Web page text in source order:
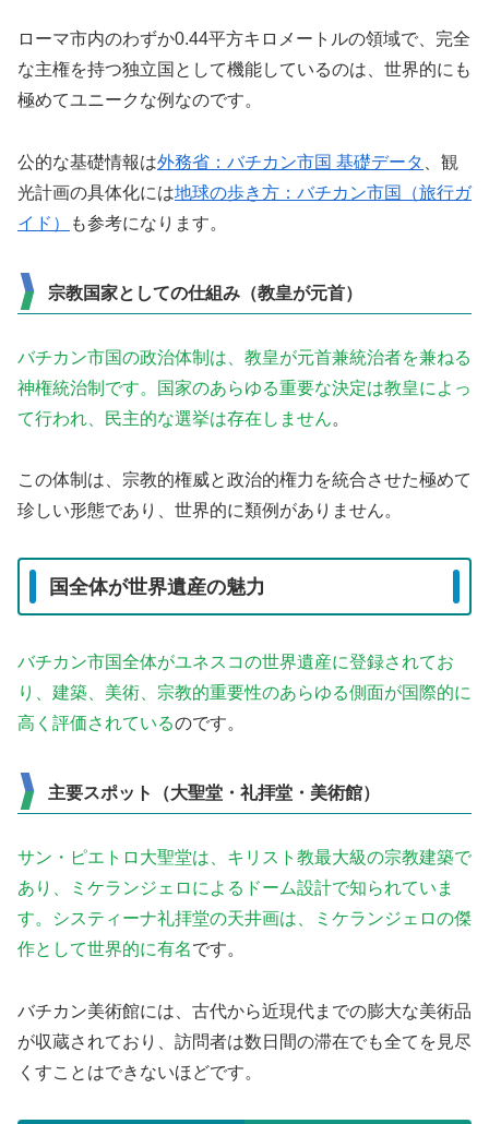
ローマ市内のわずか0.44平方キロメートルの領域で、完全
な主権を持つ独立国として機能しているのは、世界的にも
極めてユニークな例なのです。
公的な基礎情報は外務省：バチカン市国 基礎データ
、観
光計画の具体化には地球の歩き方：バチカン市国（旅行ガ
イド）
も参考になります。
宗教国家としての仕組み（教皇が元首）
バチカン市国の政治体制は、教皇が元首兼統治者を兼ねる
神権統治制です。国家のあらゆる重要な決定は教皇によっ
て行われ、民主的な選挙は存在しません。
この体制は、宗教的権威と政治的権力を統合させた極めて
珍しい形態であり、世界的に類例がありません。
国全体が世界遺産の魅力
バチカン市国全体がユネスコの世界遺産に登録されてお
り、建築、美術、宗教的重要性のあらゆる側面が国際的に
高く評価されているのです。
主要スポット（大聖堂・礼拝堂・美術館）
サン・ピエトロ大聖堂は、キリスト教最大級の宗教建築で
あり、ミケランジェロによるドーム設計で知られていま
す。システィーナ礼拝堂の天井画は、ミケランジェロの傑
作として世界的に有名です。
バチカン美術館には、古代から近現代までの膨大な美術品
が収蔵されており、訪問者は数日間の滞在でも全てを見尽
くすことはできないほどです。